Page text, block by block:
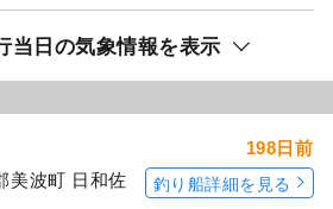
当日の気象情報を表示
美波町 日和佐
198日前
釣り船詳細を見る